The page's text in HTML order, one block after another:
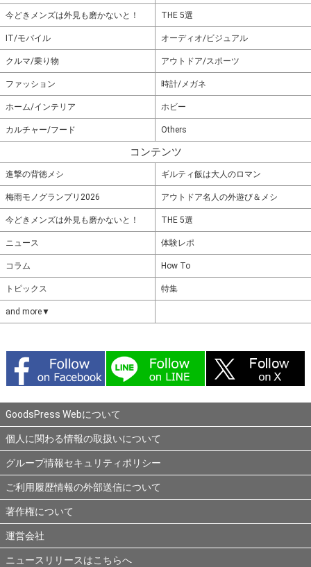
今どきメンズは外見も磨かないと！ THE 5選
IT/モバイル オーディオ/ビジュアル
クルマ/乗り物 アウトドア/スポーツ
ファッション 時計/メガネ
ホーム/インテリア ホビー
カルチャー/フード Others
コンテンツ
進撃の背徳メシ ギルティ飯は大人のロマン
梅雨モノグランプリ2026 アウトドア名人の外遊び＆メシ
今どきメンズは外見も磨かないと！ THE 5選
ニュース 体験レポ
コラム How To
トピックス 特集
and more▼
GoodsPress Webについて
個人に関わる情報の取扱いについて
グループ情報セキュリティポリシー
ご利用履歴情報の外部送信について
著作権について
運営会社
ニュースリリースはこちらへ